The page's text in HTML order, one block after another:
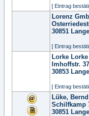
[ Eintrag
Lorenz
30851
[ Eintrag
Lorke
Imhoffstr. 37
30853
[ Eintrag
Lüke, Bernd
Schilfkamp
30851